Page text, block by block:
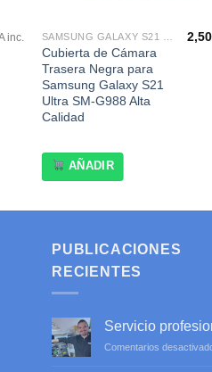
inc.
Cubierta de Cámara
Trasera Negra para
Samsung Galaxy S21
Ultra SM-G988 Alta
Calidad
AÑADIR
PUBLICACIONES
RECIENTES
Servicio
Comentarios